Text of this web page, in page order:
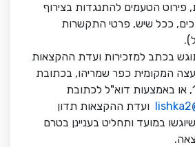
פירוט הטעמים להתנגדות בצירוף
ככל שיש, פרטי התקשרות
בכתב למזכירות ועדת ההקצאות
המקומית כפר שמריהו, בכתובת
ועדת ההקצאות תדון
במועד ותחליט בעניינן בטרם